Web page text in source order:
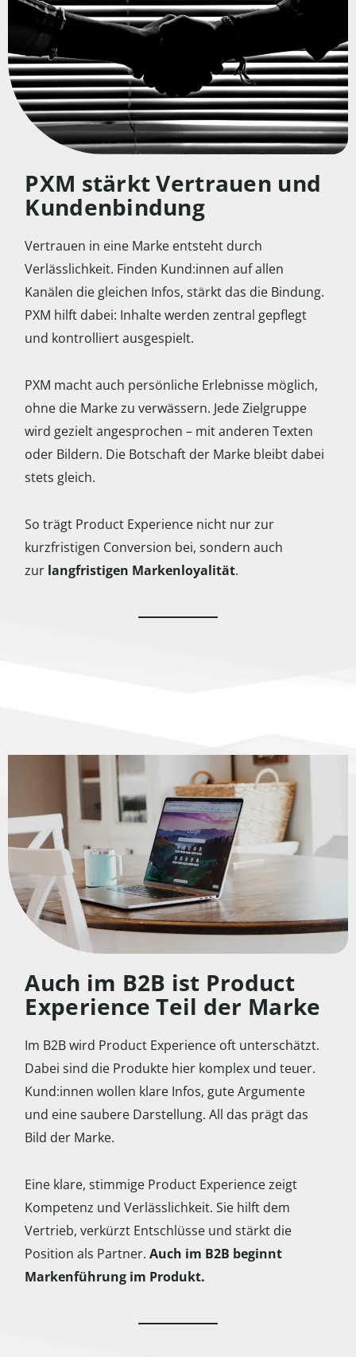
PXM stärkt Vertrauen und
Kundenbindung
Vertrauen in eine Marke entsteht durch
Verlässlichkeit. Finden Kund:innen auf allen
Kanälen die gleichen Infos, stärkt das die Bindung.
PXM hilft dabei: Inhalte werden zentral gepflegt
und kontrolliert ausgespielt.
PXM macht auch persönliche Erlebnisse möglich,
ohne die Marke zu verwässern. Jede Zielgruppe
wird gezielt angesprochen – mit anderen Texten
oder Bildern. Die Botschaft der Marke bleibt dabei
stets gleich.
So trägt Product Experience nicht nur zur
kurzfristigen Conversion bei, sondern auch
zur langfristigen Markenloyalität.
Auch im B2B ist Product
Experience Teil der Marke
Im B2B wird Product Experience oft unterschätzt.
Dabei sind die Produkte hier komplex und teuer.
Kund:innen wollen klare Infos, gute Argumente
und eine saubere Darstellung. All das prägt das
Bild der Marke.
Eine klare, stimmige Product Experience zeigt
Kompetenz und Verlässlichkeit. Sie hilft dem
Vertrieb, verkürzt Entschlüsse und stärkt die
Position als Partner.Auch im B2B beginnt
Markenführung im Produkt.